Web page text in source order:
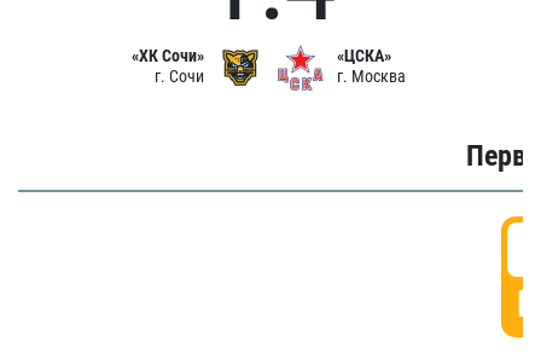
«ХК Сочи»
г. Сочи
«ЦСКА»
г. Москва